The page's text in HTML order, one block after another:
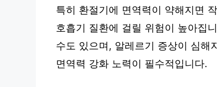
특히 환절기에 면역력이 약해지면
호흡기 질환에 걸릴 위험이 높아집
수도 있으며, 알레르기 증상이 심해
면역력 강화 노력이 필수적입니다.